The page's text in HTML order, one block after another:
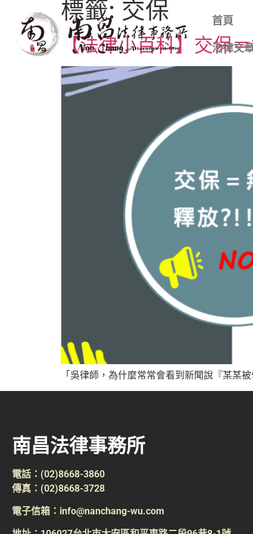
首頁
法律文
標籤: 交保
【法律小百科】交保
「吳律師，為什麼常常會看到新聞說『某
南昌法律事務所
電話：(02)8668-3860
傳真：(02)8668-3728
電子信箱：info@nanchang-wu.com